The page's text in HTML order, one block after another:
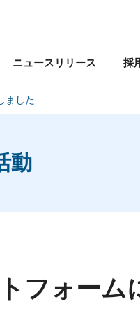
ニュースリリース 採
ました
動
フォーム